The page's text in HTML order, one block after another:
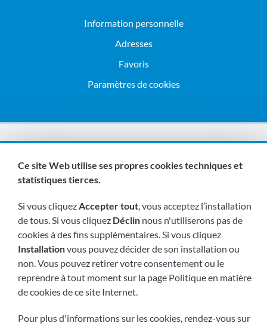
Information personnelle
Adresses
Favoris
Paramètres de cookies
Nous sommes membres de :
Visitez-nous bientôt à:
Ce site Web utilise ses propres cookies techniques et
statistiques tierces.
Si vous cliquezAccepter tout, vous acceptez l’installation
de tous. Si vous cliquez Déclin nous n'utiliserons pas de
cookies à des fins supplémentaires. Si vous cliquez
Installationvous pouvez décider de son installation ou
non. Vous pouvez retirer votre consentement ou le
reprendre à tout moment sur la page Politique en matière
de cookies de ce site Internet.
Pour plus d'informations sur les cookies, rendez-vous sur